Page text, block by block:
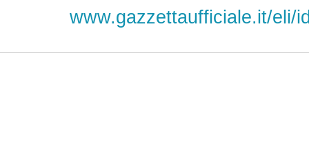
www.gazzettaufficiale.it/eli/